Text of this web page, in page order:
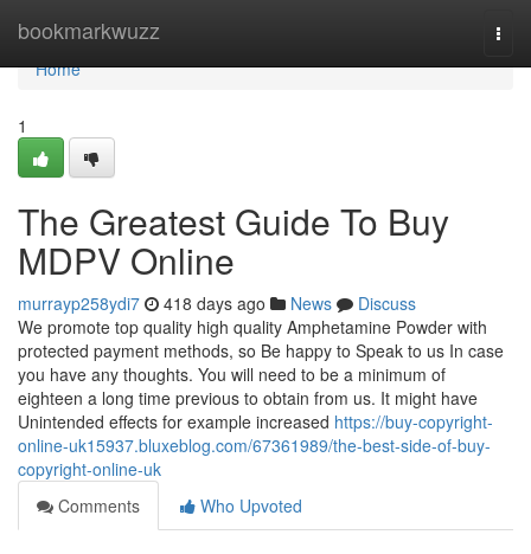
bookmarkwuzz
Home
Home
1
The Greatest Guide To Buy
MDPV Online
murrayp258ydi7 418 days ago News
Discuss
We promote top quality high quality Amphetamine Powder with
protected payment methods, so Be happy to Speak to us In case
you have any thoughts. You will need to be a minimum of
eighteen a long time previous to obtain from us. It might have
Unintended effects for example increased https://buy-copyright-
online-uk15937.bluxeblog.com/67361989/the-best-side-of-buy-
copyright-online-uk
Comments
Who Upvoted